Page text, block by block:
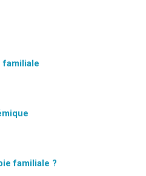
familiale
familiale ?